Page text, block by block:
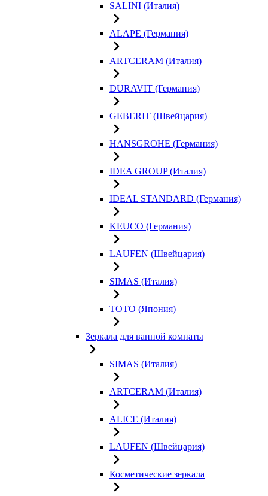
SALINI (Италия)
ALAPE (Германия)
ARTCERAM (Италия)
DURAVIT (Германия)
GEBERIT (Швейцария)
HANSGROHE (Германия)
IDEA GROUP (Италия)
IDEAL STANDARD (Германия)
KEUCO (Германия)
LAUFEN (Швейцария)
SIMAS (Италия)
TOTO (Япония)
Зеркала для ванной комнаты
SIMAS (Италия)
ARTCERAM (Италия)
ALICE (Италия)
LAUFEN (Швейцария)
Косметические зеркала